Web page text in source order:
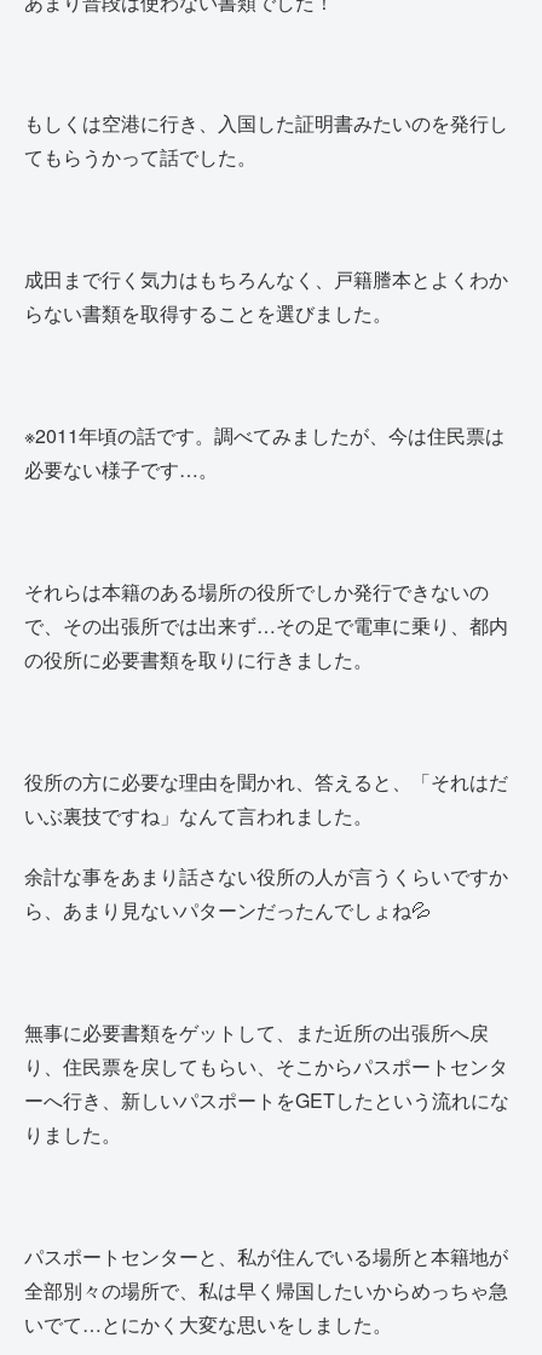
もしくは空港に行き、入国した証明書みたいのを発行し
てもらうかって話でした。
成田まで行く気力はもちろんなく、戸籍謄本とよくわか
らない書類を取得することを選びました。
※2011年頃の話です。調べてみましたが、今は住民票は
必要ない様子です…。
それらは本籍のある場所の役所でしか発行できないの
で、その出張所では出来ず…その足で電車に乗り、都内
の役所に必要書類を取りに行きました。
役所の方に必要な理由を聞かれ、答えると、「それはだ
いぶ裏技ですね」なんて言われました。
余計な事をあまり話さない役所の人が言うくらいですか
ら、あまり見ないパターンだったんでしょね💦
無事に必要書類をゲットして、また近所の出張所へ戻
り、住民票を戻してもらい、そこからパスポートセンタ
ーへ行き、新しいパスポートをGETしたという流れにな
りました。
パスポートセンターと、私が住んでいる場所と本籍地が
全部別々の場所で、私は早く帰国したいからめっちゃ急
いでて…とにかく大変な思いをしました。